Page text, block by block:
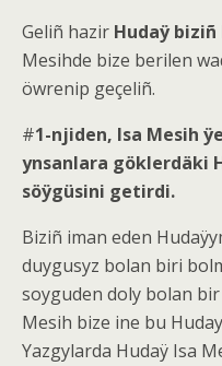
Geliñ hazir Hudaÿ
Mesihde bize berilen
öwrenip geçeliñ.
#1-njiden, Isa Mesih
ynsanlara göklerdäki
söÿgüsini getirdi.
Biziñ iman eden
duygusyz bolan biri
soyguden doly bolan
Mesih bize ine bu
Yazgylarda Hudaÿ Isa